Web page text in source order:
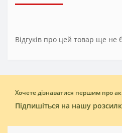
Відгуків про цей товар ще не
Хочете дізнаватися першим про
Підпишіться на нашу